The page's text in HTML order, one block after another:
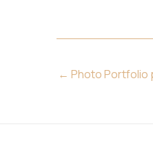
← Photo Portfolio